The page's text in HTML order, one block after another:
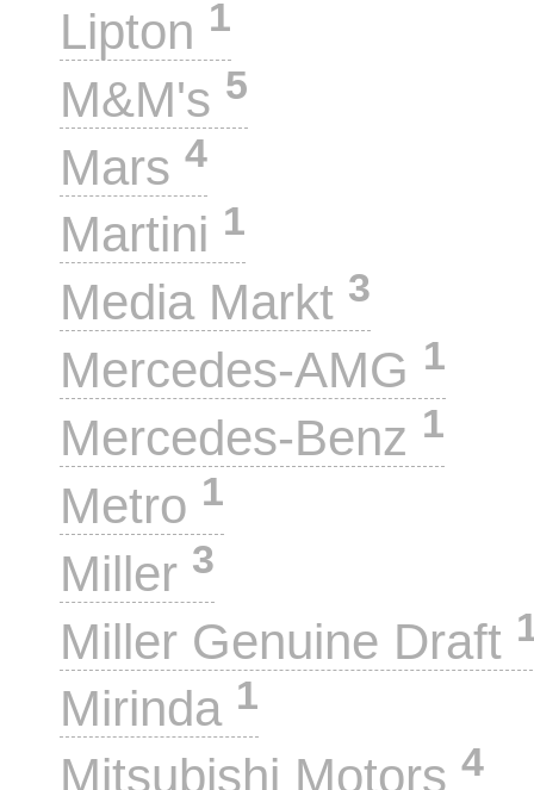
Lipton 1
M&M's 5
Mars 4
Martini 1
Media Markt 3
Mercedes-AMG 1
Mercedes-Benz 1
Metro 1
Miller 3
Miller Genuine Draft
Mirinda 1
Mitsubishi Motors 4